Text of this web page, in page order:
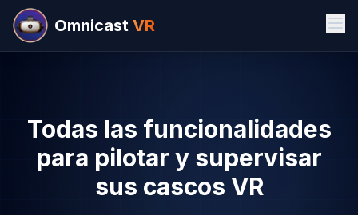
Omnicast VR
Todas las funcionalidades
para pilotar y supervisar
sus cascos VR